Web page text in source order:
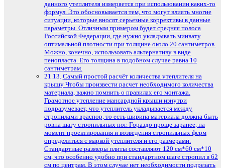
данного утеплителя измеряется при использовании каких-то
формул. Это обосновывается тем, что могут влиять многие
ситуации, которые вносят серьезные коррективы в данные
параметры. Отличным примером будет средняя полоса
Российской Федерации, где нужно укладывать минвату
оптимальной плотности при толщине около 20 сантиметров.
Можно, конечно, использовать альтернативу в виде
пенопласта. Его толщина в подобном случае равна 10
сантиметрам.
Самый простой расчёт количества утеплителя на
крышу Чтобы произвести расчет необходимого количества
материала, важно помнить о правилах его монтажа.
Грамотное утепление мансардной крыши изнутри
подразумевает, что утеплитель укладывается между
стропилами враспор, то есть ширина материала должна быть
ровна шагу стропильных ног. Гораздо проще заранее, на
момент проектирования и возведения стропильных ферм
определиться с маркой утеплителя и его размерами.
Стандартные размеры плиты составляют 120 см*60 см*10
см, что особенно удобно при стандартном шаге стропил в 62
см по центрам. В этом случае нет необходимости подрезать